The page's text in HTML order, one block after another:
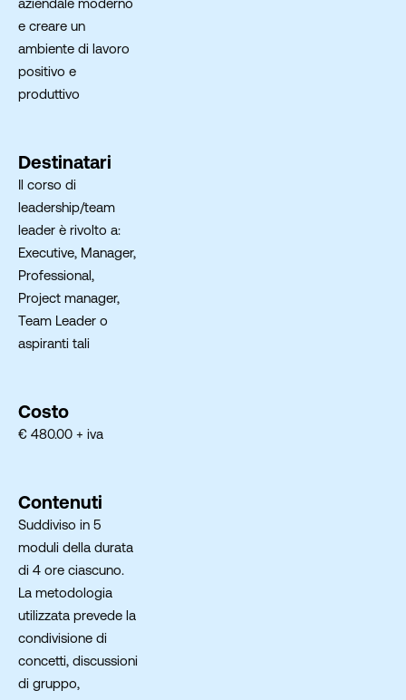
aziendale moderno
e creare un
ambiente di lavoro
positivo e
produttivo
Destinatari
Il corso di
leadership/team
leader è rivolto a:
Executive, Manager,
Professional,
Project manager,
Team Leader o
aspiranti tali
Costo
€ 480.00 + iva
Contenuti
Suddiviso in 5
moduli della durata
di 4 ore ciascuno.
La metodologia
utilizzata prevede la
condivisione di
concetti, discussioni
di gruppo,